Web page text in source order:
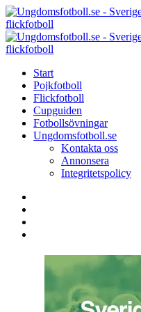
Menu
Search
Menu
Start
Pojkfotboll
Flickfotboll
Cupguiden
Fotbollsövningar
Ungdomsfotboll.se
Kontakta oss
Annonsera
Integritetspolicy